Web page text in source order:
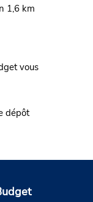
1,6 km
vous
dépôt